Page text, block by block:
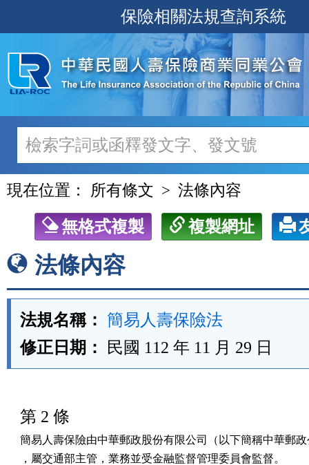
至
主
內
容
保險相關法規查詢系統
現在位置： 所有條文 法條內容
無格式複製 複製網址
法條內容
法規名稱：
簡易人壽保險法
修正日期：
民國 112 年 11 月 29 日
第 2 條
簡易人壽保險由中華郵政股份有限公司（以下簡稱中華郵
，屬交通部主管，業務並受金融監督管理委員會監督。